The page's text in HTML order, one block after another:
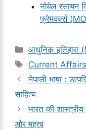
नोबेल रसायन
फ्रेमवर्क्स
Categories
आधुनिक इतिहास
Tags
Current Affairs
नेपाली भाषा :
साहित्य
भारत की शास्त्रीय
और महत्व